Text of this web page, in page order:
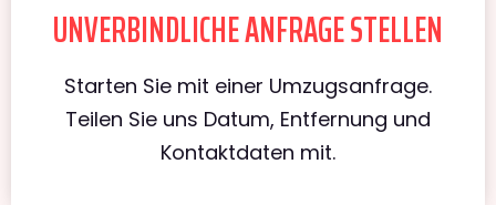
UNVERBINDLICHE ANFRAGE STELLEN
Starten Sie mit einer Umzugsanfrage.
Teilen Sie uns Datum, Entfernung und
Kontaktdaten mit.